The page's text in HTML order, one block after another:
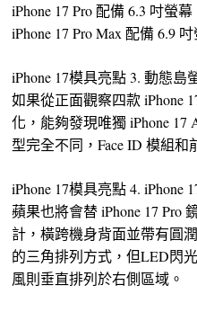
iPhone 17 Pro 配備 6.3 吋螢幕
iPhone 17 Pro Max 配備 6.9
iPhone 17模具亮點 3. 動態
如果從正面觀察四款 iPhone
化，能夠發現唯獨 iPhone
型完全不同，Face ID 模組和
iPhone 17模具亮點 4. iPhone
蘋果也將會替 iPhone 17 Pro
計，橫跨機身背面並帶有圓
的三角排列方式，但LED閃
風則垂直排列於右側區域。